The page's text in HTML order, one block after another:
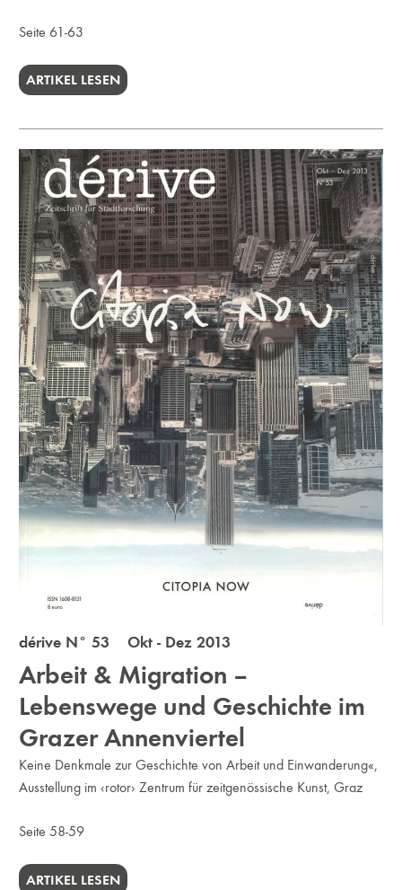
Seite 61-63
ARTIKEL LESEN
dérive N° 53 Okt - Dez 2013
Arbeit & Migration –
Lebenswege und Geschichte im
Grazer Annenviertel
Keine Denkmale zur Geschichte von Arbeit und Einwanderung«,
Ausstellung im ‹rotor› Zentrum für zeitgenössische Kunst, Graz
Seite 58-59
ARTIKEL LESEN